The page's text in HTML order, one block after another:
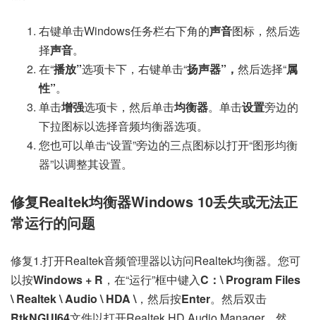
右键单击Windows任务栏右下角的声音图标，然后选
择声音。
在“播放”选项卡下，右键单击“扬声器”， 然后选择“属
性”。
单击增强选项卡，然后单击均衡器。单击设置旁边的
下拉图标以选择音频均衡器选项。
您也可以单击“设置”旁边的三点图标以打开“图形均衡
器”以调整其设置。
修复Realtek均衡器Windows 10丢失或无法正
常运行的问题
修复1.打开Realtek音频管理器以访问Realtek均衡器。您可
以按Windows + R ，在“运行”框中键入C：\ Program Files
\ Realtek \ Audio \ HDA \，然后按Enter。然后双击